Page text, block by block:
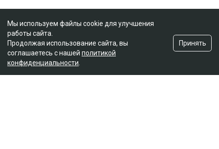
Мы используем файлы cookie для улучшения
работы сайта.
Продолжая использование сайта, вы
соглашаетесь с нашей политикой
конфиденциальности
Принять